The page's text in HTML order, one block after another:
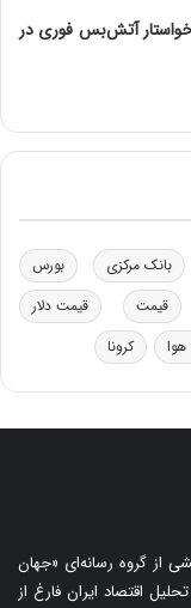
خواستار آتش‌بس فوری در
بانک مرکزی
بورس
قیمت
قیمت دلار
کرونا
از گروه رسانه‌ای «جهان
اقتصاد ایران فارغ از